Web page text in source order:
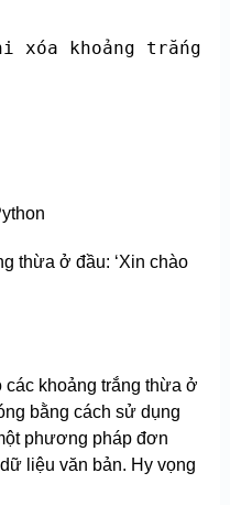
xóa khoảng trắng
thừa ở đầu: ‘Xin chào
khoảng trắng thừa ở
bằng cách sử dụng
phương pháp đơn
liệu văn bản. Hy vọng